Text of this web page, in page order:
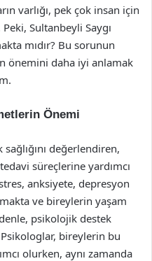
varlığı, pek çok insan için
Sultanbeyli Saygı
mıdır? Bu sorunun
önemini daha iyi anlamak
Önemi
değerlendiren,
süreçlerine yardımcı
anksiyete, depresyon
ve bireylerin yaşam
psikolojik destek
Psikologlar, bireylerin bu
olurken, aynı zamanda